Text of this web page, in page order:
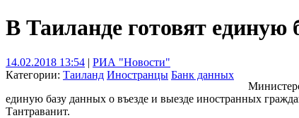
В Таиланде готовят единую
14.02.2018 13:54 | РИА "Новости"
Категории: Таиланд Иностранцы Банк данных
единую базу данных о въезде и выезде иностранных
Тантраванит.